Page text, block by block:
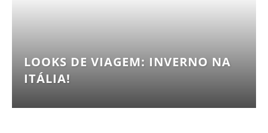
LOOKS DE VIAGEM: INVERNO NA
ITÁLIA!